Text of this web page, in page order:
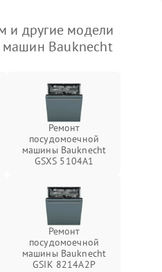
и другие модели
Bauknecht
Ремонт
посудомоечной
машины Bauknecht
GSXS 5104A1
Ремонт
посудомоечной
машины Bauknecht
GSIK 8214A2P